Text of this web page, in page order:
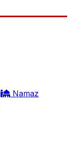
Namaz